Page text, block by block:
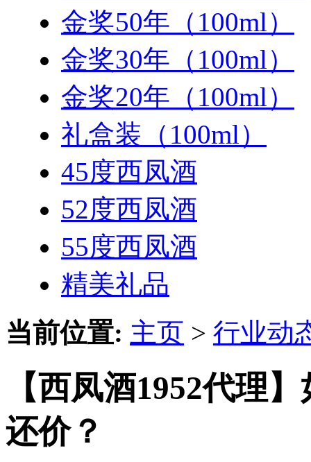
金奖50年（100ml）
金奖30年（100ml）
金奖20年（100ml）
礼盒装（100ml）
45度西凤酒
52度西凤酒
55度西凤酒
精美礼品
当前位置: 主页 > 行业动
【西凤酒1952代理
还价？